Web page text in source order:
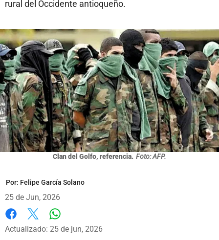
rural del Occidente antioqueño.
Clan del Golfo, referencia. Foto: AFP.
Por: Felipe García Solano
25 de Jun, 2026
Facebook
X
Actualizado: 25 de jun, 2026